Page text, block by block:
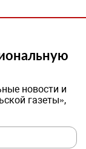
новости и
газеты»,